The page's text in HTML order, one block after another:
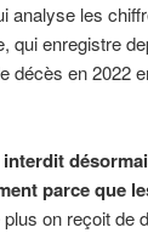
analyse les
enregistre
décès en 2022
parce que
on reçoit de